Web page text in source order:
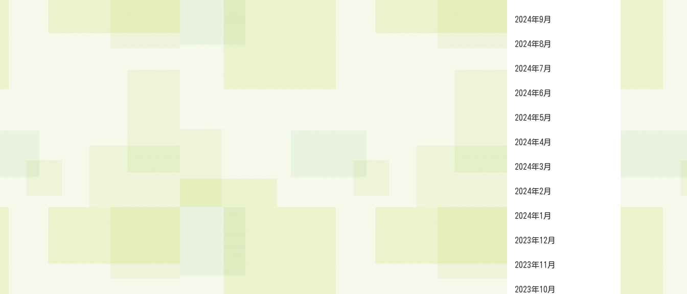
2024年9月
2024年8月
2024年7月
2024年6月
2024年5月
2024年4月
2024年3月
2024年2月
2024年1月
2023年12月
2023年11月
2023年10月